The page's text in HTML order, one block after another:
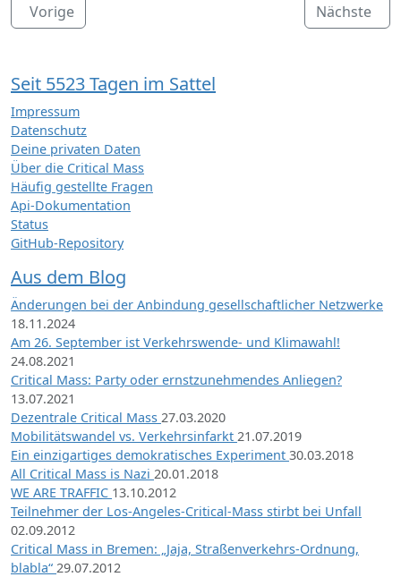
Vorige Nächste
Seit 5523 Tagen im Sattel
Impressum
Datenschutz
Deine privaten Daten
Über die Critical Mass
Häufig gestellte Fragen
Api-Dokumentation
Status
GitHub-Repository
Aus dem Blog
Änderungen bei der Anbindung gesellschaftlicher Netzwerke
18.11.2024
Am 26. September ist Verkehrswende- und Klimawahl!
24.08.2021
Critical Mass: Party oder ernstzunehmendes Anliegen?
13.07.2021
Dezentrale Critical Mass 27.03.2020
Mobilitätswandel vs. Verkehrsinfarkt 21.07.2019
Ein einzigartiges demokratisches Experiment 30.03.2018
All Critical Mass is Nazi 20.01.2018
WE ARE TRAFFIC 13.10.2012
Teilnehmer der Los-Angeles-Critical-Mass stirbt bei Unfall
02.09.2012
Critical Mass in Bremen: „Jaja, Straßenverkehrs-Ordnung,
blabla“ 29.07.2012